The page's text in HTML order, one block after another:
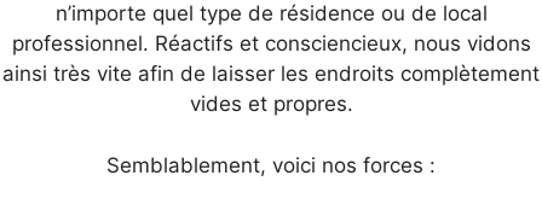
n’importe quel type de résidence ou de local
professionnel. Réactifs et consciencieux, nous vidons
ainsi très vite afin de laisser les endroits complètement
vides et propres.
Semblablement, voici nos forces :